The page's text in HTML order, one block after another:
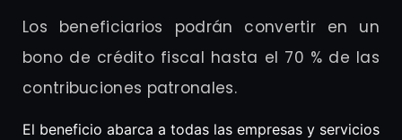
Los beneficiarios podrán convertir en un
bono de crédito fiscal hasta el 70 % de las
contribuciones patronales.
El beneficio abarca a todas las empresas y servicios